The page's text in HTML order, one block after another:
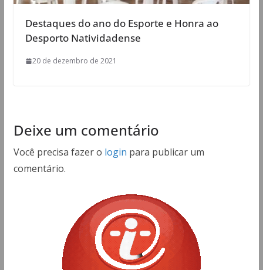
Destaques do ano do Esporte e Honra ao
Desporto Natividadense
20 de dezembro de 2021
Deixe um comentário
Você precisa fazer o login para publicar um
comentário.